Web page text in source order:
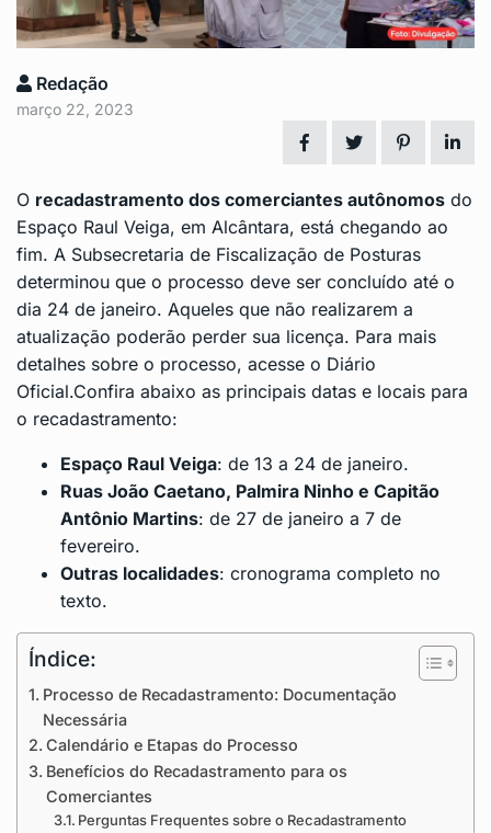
Redação
março 22, 2023
O recadastramento dos comerciantes autônomos do
Espaço Raul Veiga, em Alcântara, está chegando ao
fim. A Subsecretaria de Fiscalização de Posturas
determinou que o processo deve ser concluído até o
dia 24 de janeiro. Aqueles que não realizarem a
atualização poderão perder sua licença. Para mais
detalhes sobre o processo, acesse o Diário
Oficial.Confira abaixo as principais datas e locais para
o recadastramento:
Espaço Raul Veiga: de 13 a 24 de janeiro.
Ruas João Caetano, Palmira Ninho e Capitão
Antônio Martins: de 27 de janeiro a 7 de
fevereiro.
Outras localidades: cronograma completo no
texto.
Índice:
Processo de Recadastramento: Documentação
Necessária
Calendário e Etapas do Processo
Benefícios do Recadastramento para os
Comerciantes
Perguntas Frequentes sobre o Recadastramento